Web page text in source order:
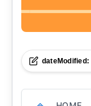
dateModified: